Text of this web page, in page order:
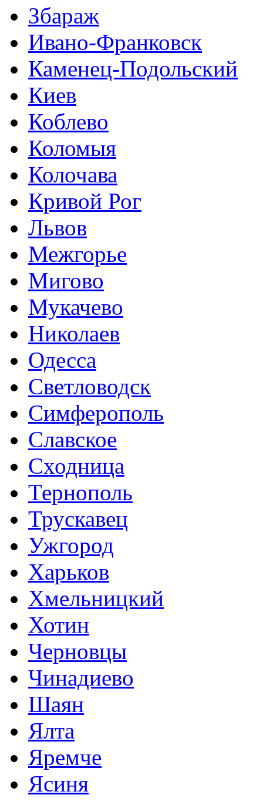
Збараж
Ивано-Франковск
Каменец-Подольский
Киев
Коблево
Коломыя
Колочава
Кривой Рог
Львов
Межгорье
Мигово
Мукачево
Николаев
Одесса
Светловодск
Симферополь
Славское
Сходница
Тернополь
Трускавец
Ужгород
Харьков
Хмельницкий
Хотин
Черновцы
Чинадиево
Шаян
Ялта
Яремче
Ясиня